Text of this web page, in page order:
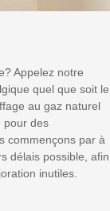
Appelez notre
quel que soit le
au gaz naturel
pour des
commençons par à
délais possible, afin
inutiles.